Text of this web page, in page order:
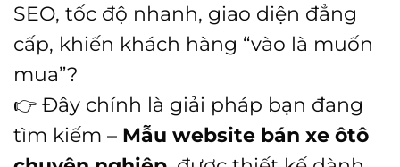
SEO, tốc độ nhanh, giao diện đẳng
cấp, khiến khách hàng “vào là muốn
mua”?
👉 Đây chính là giải pháp bạn đang
tìm kiếm – Mẫu website bán xe ôtô